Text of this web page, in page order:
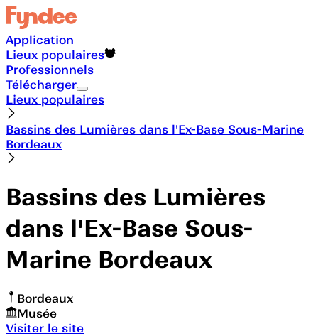
Application
Lieux populaires
Professionnels
Télécharger
Lieux populaires
Bassins des Lumières dans l'Ex-Base Sous-Marine
Bordeaux
Bassins des Lumières
dans l'Ex-Base Sous-
Marine Bordeaux
Bordeaux
Musée
Visiter le site